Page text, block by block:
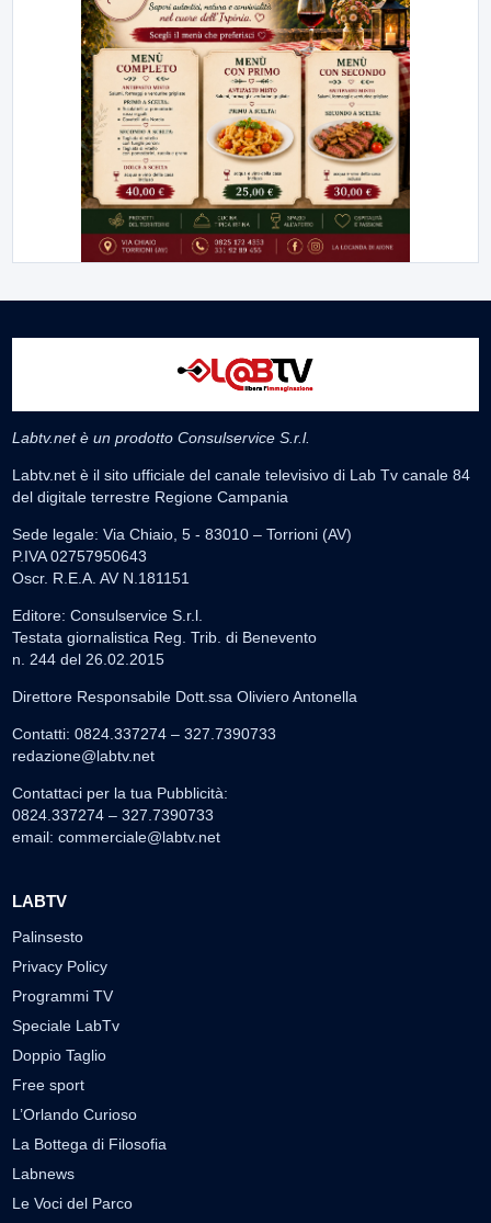
Labtv.net è un prodotto Consulservice S.r.l.
Labtv.net è il sito ufficiale del canale televisivo di Lab Tv canale 84
del digitale terrestre Regione Campania
Sede legale: Via Chiaio, 5 - 83010 – Torrioni (AV)
P.IVA 02757950643
Oscr. R.E.A. AV N.181151
Editore: Consulservice S.r.l.
Testata giornalistica Reg. Trib. di Benevento
n. 244 del 26.02.2015
Direttore Responsabile Dott.ssa Oliviero Antonella
Contatti: 0824.337274 – 327.7390733
redazione@labtv.net
Contattaci per la tua Pubblicità:
0824.337274 – 327.7390733
email: commerciale@labtv.net
LABTV
Palinsesto
Privacy Policy
Programmi TV
Speciale LabTv
Doppio Taglio
Free sport
L’Orlando Curioso
La Bottega di Filosofia
Labnews
Le Voci del Parco